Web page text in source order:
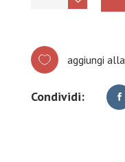
aggiungi
Condividi: